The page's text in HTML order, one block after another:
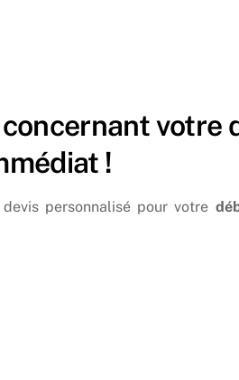
votre
!
personnalisé pour votre